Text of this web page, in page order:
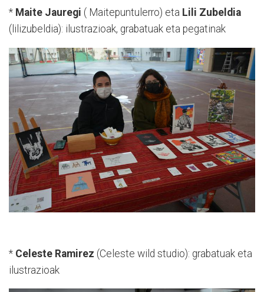
* Maite Jauregi ( Maitepuntulerro) eta Lili Zubeldia
(lilizubeldia): ilustrazioak, grabatuak eta pegatinak
* Celeste Ramirez (Celeste wild studio): grabatuak eta
ilustrazioak